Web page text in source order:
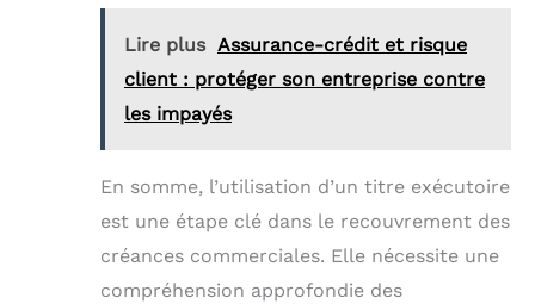
Lire plus Assurance-crédit et risque
client : protéger son entreprise contre
les impayés
En somme, l’utilisation d’un titre exécutoire
est une étape clé dans le recouvrement des
créances commerciales. Elle nécessite une
compréhension approfondie des